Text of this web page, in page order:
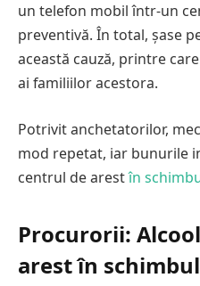
un telefon mobil într-un
preventivă. În total, șase
această cauză, printre
ai familiilor acestora.
Potrivit anchetatorilor,
mod repetat, iar bunurile
centrul de arestîn
Procurorii:
arest în